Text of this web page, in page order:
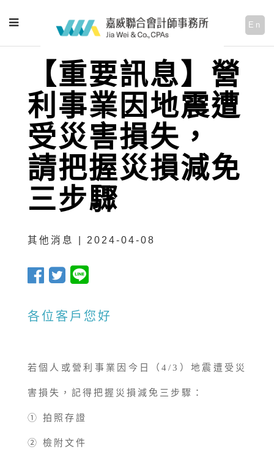
En
【重要訊息】營
利事業因地震遭
受災害損失，
請把握災損減免
三步驟
其他消息 | 2024-04-08
各位客戶您好
若個人或營利事業因今日（4/3）地震遭受災
害損失，記得把握災損減免三步驟：
① 拍照存證
② 檢附文件